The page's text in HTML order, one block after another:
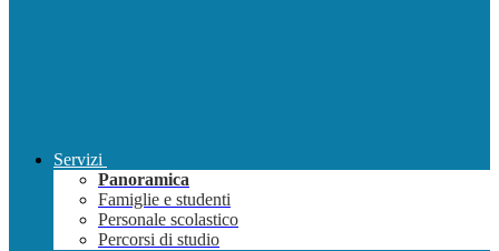
Servizi
Panoramica
Famiglie e studenti
Personale scolastico
Percorsi di studio